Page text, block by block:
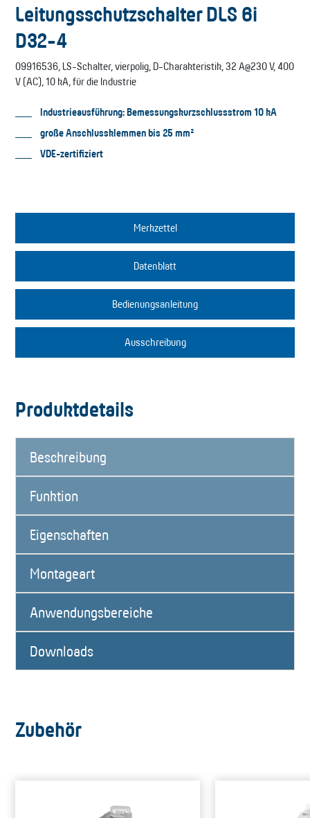
Leitungsschutzschalter DLS 6i
D32-4
09916536, LS-Schalter, vierpolig, D-Charakteristik, 32 A@230 V, 400
V (AC), 10 kA, für die Industrie
Industrieausführung: Bemessungskurzschlussstrom 10 kA
große Anschlussklemmen bis 25 mm²
VDE-zertifiziert
Merkzettel
Datenblatt
Bedienungsanleitung
Ausschreibung
Produktdetails
Beschreibung
Funktion
Eigenschaften
Montageart
Anwendungsbereiche
Downloads
Zubehör